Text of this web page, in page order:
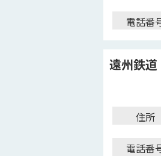
電話番
遠州鉄道
住所
電話番